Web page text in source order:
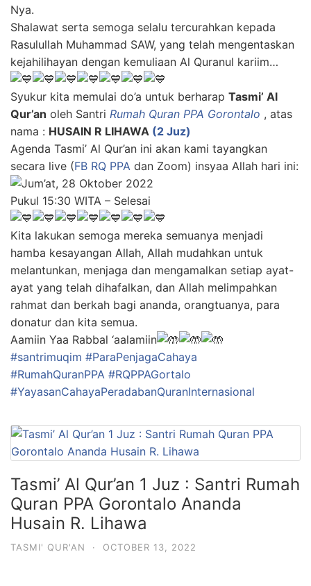
Nya.
Shalawat serta semoga selalu tercurahkan kepada
Rasulullah Muhammad SAW, yang telah mengentaskan
kejahilihayan dengan kemuliaan Al Quranul kariim…
Syukur kita memulai do’a untuk berharap Tasmi’ Al
Qur’an oleh Santri Rumah Quran PPA Gorontalo , atas
nama : HUSAIN R LIHAWA (2 Juz)
Agenda Tasmi’ Al Qur’an ini akan kami tayangkan
secara live (FB RQ PPA dan Zoom) insyaa Allah hari ini:
Jum’at, 28 Oktober 2022
Pukul 15:30 WITA – Selesai
Kita lakukan semoga mereka semuanya menjadi
hamba kesayangan Allah, Allah mudahkan untuk
melantunkan, menjaga dan mengamalkan setiap ayat-
ayat yang telah dihafalkan, dan Allah melimpahkan
rahmat dan berkah bagi ananda, orangtuanya, para
donatur dan kita semua.
Aamiin Yaa Rabbal ‘aalamiin
#santrimuqim #ParaPenjagaCahaya
#RumahQuranPPA #RQPPAGortalo
#YayasanCahayaPeradabanQuranInternasional
Tasmi’ Al Qur’an 1 Juz : Santri Rumah
Quran PPA Gorontalo Ananda
Husain R. Lihawa
TASMI' QUR'AN · OCTOBER 13, 2022